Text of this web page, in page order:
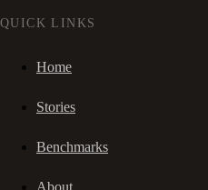
QUICK LINKS
Home
Stories
Benchmarks
About